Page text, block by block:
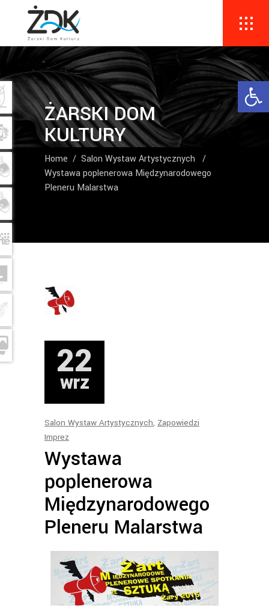
ŻARSKI DOM
KULTURY
Home / Salon Wystaw Artystycznych
/
Wystawa poplenerowa Międzynarodowego
Pleneru Malarstwa
22
wrz
Salon Wystaw Artystycznych, Zapowiedzi
Imprez
Wystawa
poplenerowa
Międzynarodowego
Pleneru Malarstwa